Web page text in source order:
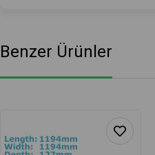
Benzer Ürünler